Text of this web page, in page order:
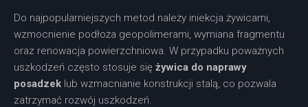
Do najpopularniejszych metod należy iniekcja żywicami,
wzmocnienie podłoża geopolimerami, wymiana fragmentu
oraz renowacja powierzchniowa. W przypadku poważnych
uszkodzeń często stosuje się żywica do naprawy
posadzek lub wzmacnianie konstrukcji stalą, co pozwala
zatrzymać rozwój uszkodzeń.